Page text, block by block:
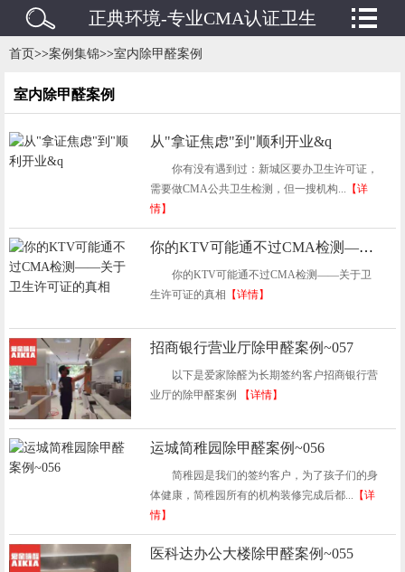
正典环境-专业CMA认证卫生
检测/水质检测/废水废气检测
首页>>案例集锦>>室内除甲醛案例
室内除甲醛案例
从"拿证焦虑"到"顺利开业&q
你有没有遇到过：新城区要办卫生许可证，
需要做CMA公共卫生检测，但一搜机构... 【详
情】
你的KTV可能通不过CMA检测——关于卫生许可证的真相
你的KTV可能通不过CMA检测——关于卫
生许可证的真相 【详情】
招商银行营业厅除甲醛案例~057
以下是爱家除醛为长期签约客户招商银行营
业厅的除甲醛案例
【详情】
运城简稚园除甲醛案例~056
简稚园是我们的签约客户，为了孩子们的身
体健康，简稚园所有的机构装修完成后都... 【详
情】
医科达办公大楼除甲醛案例~055